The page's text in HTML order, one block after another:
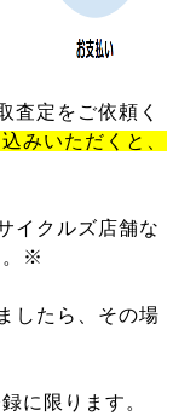
査定をご依頼く
みいただくと、
イクルズ店舗な
。※
したら、その場
に限ります。